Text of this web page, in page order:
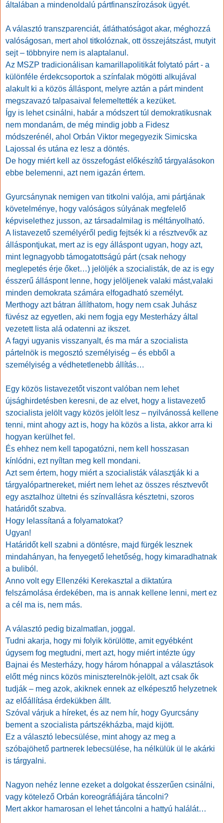
általában a mindenoldalú pártfinanszírozások ügyét.
A választó transzparenciát, átláthatóságot akar, méghozzá
valóságosan, mert ahol titkolóznak, ott összejátszást, mutyit
sejt – többnyire nem is alaptalanul.
Az MSZP tradicionálisan kamarillapolitikát folytató párt - a
különféle érdekcsoportok a színfalak mögötti alkujával
alakult ki a közös álláspont, melyre aztán a párt mindent
megszavazó talpasaival felemeltették a kezüket.
Így is lehet csinálni, habár a módszert túl demokratikusnak
nem mondanám, de még mindig jobb a Fidesz
módszerénél, ahol Orbán Viktor megegyezik Simicska
Lajossal és utána ez lesz a döntés.
De hogy miért kell az összefogást előkészítő tárgyalásokon
ebbe belemenni, azt nem igazán értem.
Gyurcsánynak nemigen van titkolni valója, ami pártjának
követelménye, hogy valóságos súlyának megfelelő
képviselethez jusson, az társadalmilag is méltányolható.
A listavezető személyéről pedig fejtsék ki a résztvevők az
álláspontjukat, mert az is egy álláspont ugyan, hogy azt,
mint legnagyobb támogatottságú párt (csak nehogy
meglepetés érje őket…) jelöljék a szocialisták, de az is egy
ésszerű álláspont lenne, hogy jelöljenek valaki mást,valaki
minden demokrata számára elfogadható személyt.
Merthogy azt bátran állíthatom, hogy nem csak Juhász
füvész az egyetlen, aki nem fogja egy Mesterházy által
vezetett lista alá odatenni az ikszet.
A fagyi ugyanis visszanyalt, és ma már a szocialista
pártelnök is megosztó személyiség – és ebből a
személyiség a védhetetlenebb állítás…
Egy közös listavezetőt viszont valóban nem lehet
újsághirdetésben keresni, de az elvet, hogy a listavezető
szocialista jelölt vagy közös jelölt lesz – nyilvánossá kellene
tenni, mint ahogy azt is, hogy ha közös a lista, akkor arra ki
hogyan kerülhet fel.
És ehhez nem kell tapogatózni, nem kell hosszasan
kínlódni, ezt nyíltan meg kell mondani.
Azt sem értem, hogy miért a szocialisták választják ki a
tárgyalópartnereket, miért nem lehet az összes résztvevőt
egy asztalhoz ültetni és színvallásra késztetni, szoros
határidőt szabva.
Hogy lelassítaná a folyamatokat?
Ugyan!
Határidőt kell szabni a döntésre, majd fürgék lesznek
mindahányan, ha fenyegető lehetőség, hogy kimaradhatnak
a buliból.
Anno volt egy Ellenzéki Kerekasztal a diktatúra
felszámolása érdekében, ma is annak kellene lenni, mert ez
a cél ma is, nem más.
A választó pedig bizalmatlan, joggal.
Tudni akarja, hogy mi folyik körülötte, amit egyébként
úgysem fog megtudni, mert azt, hogy miért intézte úgy
Bajnai és Mesterházy, hogy három hónappal a választások
előtt még nincs közös miniszterelnök-jelölt, azt csak ők
tudják – meg azok, akiknek ennek az elképesztő helyzetnek
az előállítása érdekükben állt.
Szóval várjuk a híreket, és az nem hír, hogy Gyurcsány
bement a szocialista pártszékházba, majd kijött.
Ez a választó lebecsülése, mint ahogy az meg a
szóbajöhető partnerek lebecsülése, ha nélkülük ül le akárki
is tárgyalni.
Nagyon nehéz lenne ezeket a dolgokat ésszerűen csinálni,
vagy kötelező Orbán koreográfiájára táncolni?
Mert akkor hamarosan el lehet táncolni a hattyú halálát…